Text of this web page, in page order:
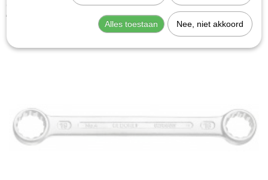
Gedore 4 6X7 (6052710)
€ 8,83
Alles toestaan Nee, niet akkoord